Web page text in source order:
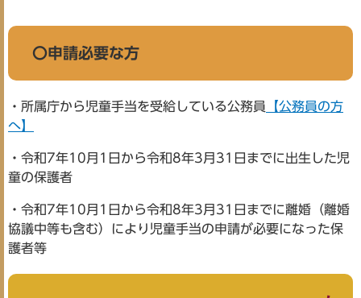
〇申請必要な方
・所属庁から児童手当を受給している公務員 【公務員の方
へ】
・令和7年10月1日から令和8年3月31日までに出生した児
童の保護者
・令和7年10月1日から令和8年3月31日までに離婚（離婚
協議中等も含む）により児童手当の申請が必要になった保
護者等